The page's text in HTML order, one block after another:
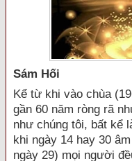
Sám Hối
Kể từ khi vào chùa
gần 60 năm ròng rã
như chúng tôi, bất kể
khi ngày 14 hay 30
ngày 29) mọi người